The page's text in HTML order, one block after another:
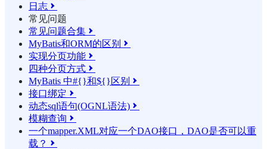
日志 
常见问题
常见问题合集 
MyBatis和ORM的区别 
实现分页功能 
四种分页方式 
MyBatis 中#{}和${}区别 
接口绑定 
动态sql语句(OGNL语法) 
模糊查询 
一个mapper.XML对应一个DAO接口，DAO是否可以重
载？ 